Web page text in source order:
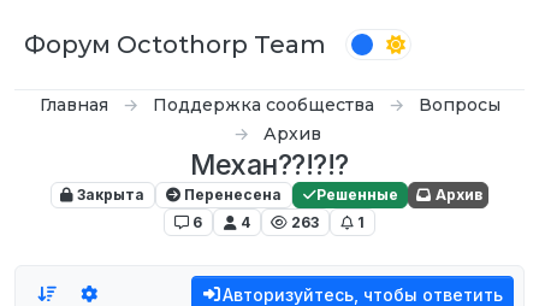
Форум Octothorp Team
Главная Поддержка сообщества
Вопросы
Архив
Механ??!?!?
Закрыта Перенесена Решенные
Архив
6
4 263 1
Авторизуйтесь, чтобы ответить